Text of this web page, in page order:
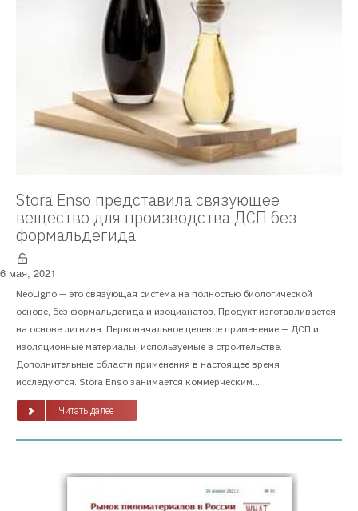
Stora Enso представила связующее
вещество для производства ДСП без
формальдегида
6 мая, 2021
NeoLigno — это связующая система на полностью биологической
основе, без формальдегида и изоцианатов. Продукт изготавливается
на основе лигнина. Первоначальное целевое применение — ДСП и
изоляционные материалы, используемые в строительстве.
Дополнительные области применения в настоящее время
исследуются. Stora Enso занимается коммерческим...
Читать далее